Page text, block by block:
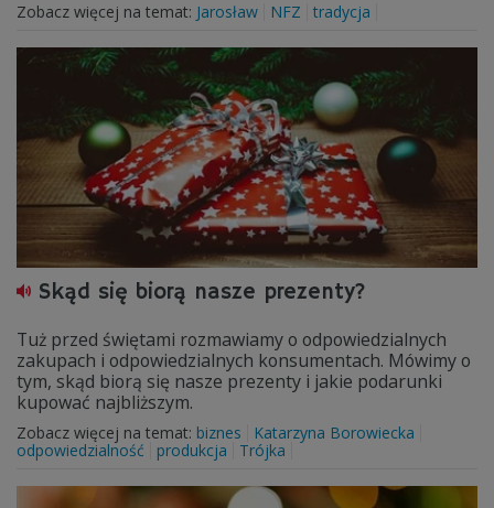
Zobacz więcej na temat: Jarosław NFZ tradycja
Skąd się biorą nasze prezenty?
Tuż przed świętami rozmawiamy o odpowiedzialnych
zakupach i odpowiedzialnych konsumentach. Mówimy o
tym, skąd biorą się nasze prezenty i jakie podarunki
kupować najbliższym.
Zobacz więcej na temat: biznes
Katarzyna Borowiecka
odpowiedzialność
produkcja Trójka